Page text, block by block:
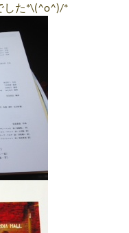
した*\(^o^)/*